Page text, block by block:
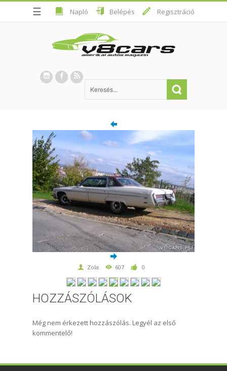
☰ Napló Belépés Regisztráció
Zola 607 0
HOZZÁSZÓLÁSOK
Még nem érkezett hozzászólás. Legyél az első
kommentelő!